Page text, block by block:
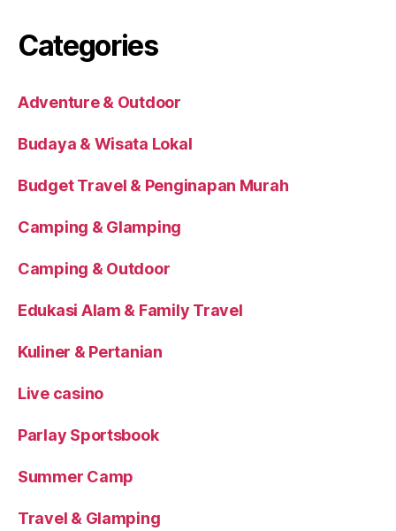
Categories
Adventure & Outdoor
Budaya & Wisata Lokal
Budget Travel & Penginapan Murah
Camping & Glamping
Camping & Outdoor
Edukasi Alam & Family Travel
Kuliner & Pertanian
Live casino
Parlay Sportsbook
Summer Camp
Travel & Glamping